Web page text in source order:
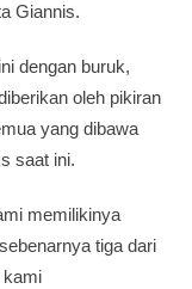
Giannis.
dengan buruk,
oleh pikiran
yang dibawa
saat ini.
memilikinya
tiga dari
kami